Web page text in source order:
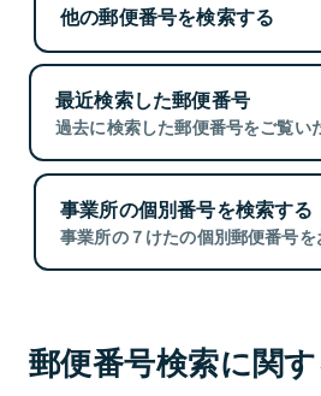
他の郵便番号を検索する
最近検索した郵便番号
過去に検索した郵便番号をご覧い
事業所の個別番号を検索する
事業所の７けたの個別郵便番号を
郵便番号検索に関